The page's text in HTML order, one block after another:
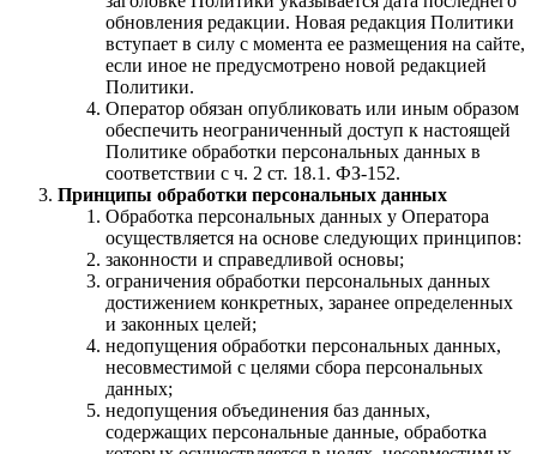
обновления редакции. Новая редакция Политики
вступает в силу с момента ее размещения на сайте,
если иное не предусмотрено новой редакцией
Политики.
Оператор обязан опубликовать или иным образом
обеспечить неограниченный доступ к настоящей
Политике обработки персональных данных в
соответствии с ч. 2 ст. 18.1. ФЗ-152.
Принципы обработки персональных данных
Обработка персональных данных у Оператора
осуществляется на основе следующих принципов:
законности и справедливой основы;
ограничения обработки персональных данных
достижением конкретных, заранее определенных
и законных целей;
недопущения обработки персональных данных,
несовместимой с целями сбора персональных
данных;
недопущения объединения баз данных,
содержащих персональные данные, обработка